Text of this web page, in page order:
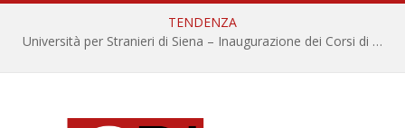
TENDENZA
Università per Stranieri di Siena – Inaugurazione dei Corsi di Lingua e Cultura Italiana, 109a annata